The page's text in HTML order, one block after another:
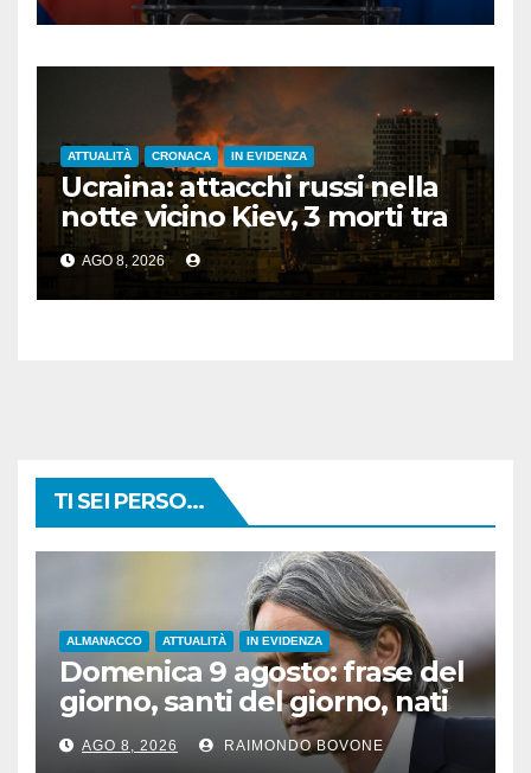
ATTUALITÀ CRONACA IN EVIDENZA
Ucraina: attacchi russi nella
notte vicino Kiev, 3 morti tra
cui 1 bambino
AGO 8, 2026
TI SEI PERSO...
ALMANACCO ATTUALITÀ IN EVIDENZA
Domenica 9 agosto: frase del
giorno, santi del giorno, nati
famosi, accadde oggi
AGO 8, 2026 RAIMONDO BOVONE